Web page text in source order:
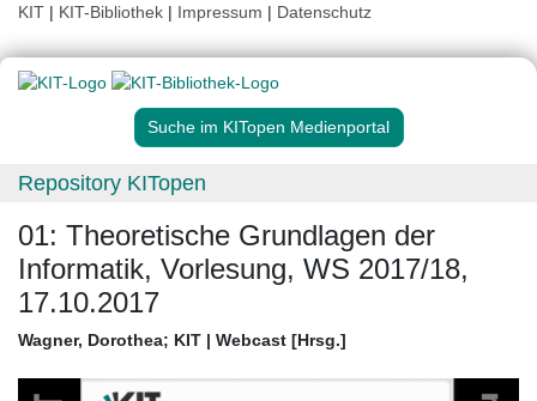
KIT | KIT-Bibliothek | Impressum | Datenschutz
Suche im KITopen Medienportal
Repository KITopen
01: Theoretische Grundlagen der
Informatik, Vorlesung, WS 2017/18,
17.10.2017
Wagner, Dorothea; KIT | Webcast [Hrsg.]